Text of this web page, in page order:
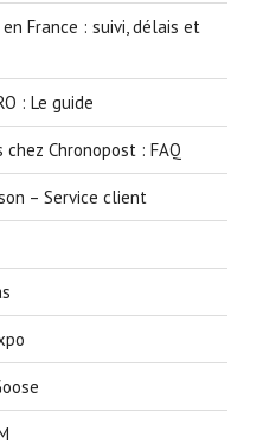
en France : suivi, délais et
: Le guide
Chronopost : FAQ
– Service client